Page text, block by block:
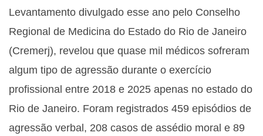
Levantamento divulgado esse ano pelo Conselho
Regional de Medicina do Estado do Rio de Janeiro
(Cremerj), revelou que quase mil médicos sofreram
algum tipo de agressão durante o exercício
profissional entre 2018 e 2025 apenas no estado do
Rio de Janeiro. Foram registrados 459 episódios de
agressão verbal, 208 casos de assédio moral e 89